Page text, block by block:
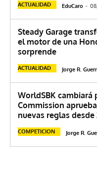
ACTUALIDAD EduCaro -
Steady Garage
el motor de una
sorprende
ACTUALIDAD Jorge R.
WorldSBK cambiará
Commission
nuevas reglas desde
COMPETICION Jorge R.